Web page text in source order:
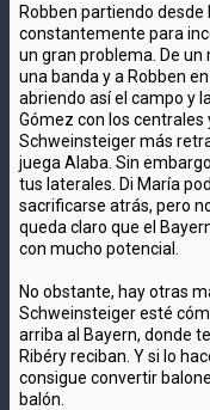
Robben partiendo
constantemente para
un gran problema. De un
una banda y a Robben
abriendo así el campo y
Gómez con los
Schweinsteiger más
juega Alaba. Sin
tus laterales. Di María
sacrificarse atrás, pero
queda claro que el
con mucho potencial.
No obstante, hay otras
Schweinsteiger esté
arriba al Bayern, donde
Ribéry reciban. Y si lo
consigue convertir
balón.